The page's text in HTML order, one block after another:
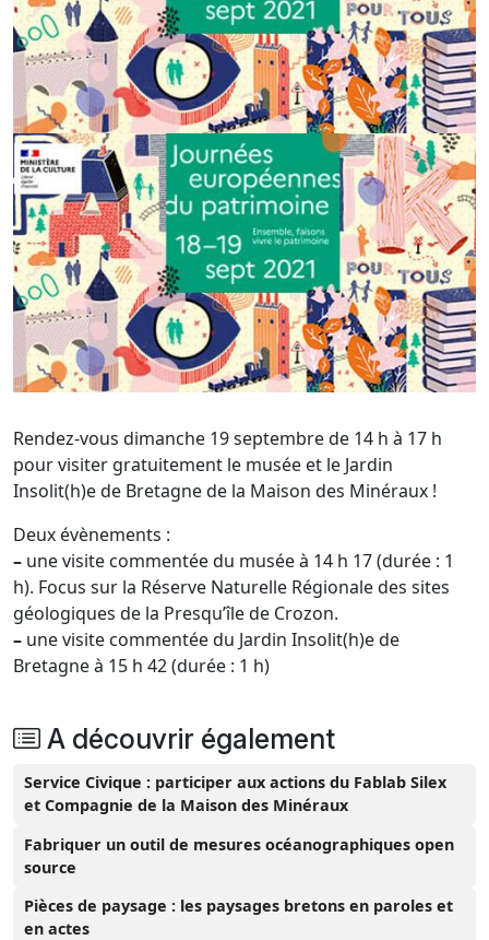
Rendez-vous dimanche 19 septembre de 14 h à 17 h
pour visiter gratuitement le musée et le Jardin
Insolit(h)e de Bretagne de la Maison des Minéraux !
Deux évènements :
– une visite commentée du musée à 14 h 17 (durée : 1
h). Focus sur la Réserve Naturelle Régionale des sites
géologiques de la Presqu’île de Crozon.
– une visite commentée du Jardin Insolit(h)e de
Bretagne à 15 h 42 (durée : 1 h)
A découvrir également
Service Civique : participer aux actions du Fablab Silex
et Compagnie de la Maison des Minéraux
Fabriquer un outil de mesures océanographiques open
source
Pièces de paysage : les paysages bretons en paroles et
en actes